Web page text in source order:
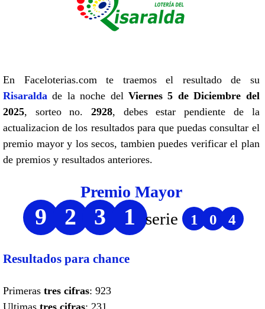
En Faceloterias.com te traemos el resultado de su
Risaralda de la noche del Viernes 5 de Diciembre del
2025, sorteo no.2928, debes estar pendiente de la
actualizacion de los resultados para que puedas consultar el
premio mayor y los secos, tambien puedes verificar el plan
de premios y resultados anteriores.
Premio Mayor
9 2 3 1 serie 1 0 4
Resultados para chance
Primeras tres cifras: 923
Ultimas tres cifras: 231